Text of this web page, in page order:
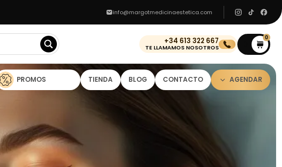
info@margotmedicinaestetica.com
+34 613 322 667
TE LLAMAMOS NOSOTROS
0
PROMOS TIENDA BLOG CONTACTO AGENDAR